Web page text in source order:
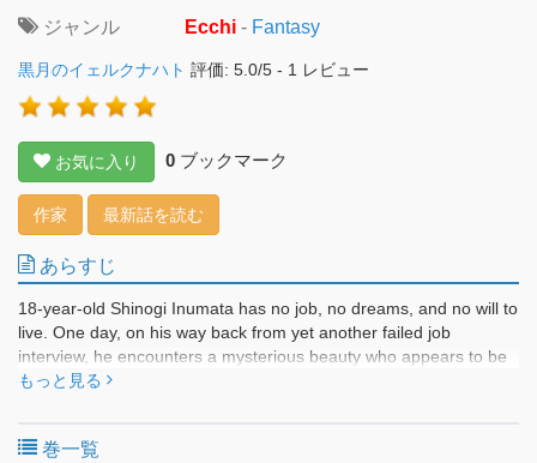
ジャンル
Ecchi - Fantasy
黒月のイェルクナハト 評価: 5.0/5 - 1 レビュー
お気に入り 0 ブックマーク
作家 最新話を読む
あらすじ
18-year-old Shinogi Inumata has no job, no dreams, and no will to
live. One day, on his way back from yet another failed job
interview, he encounters a mysterious beauty who appears to be
a malicious spirit — Jelknacht Finsternis. Her demand is simple,
agents of the gods — Shinogi must fight for survival and salvation.
もっと見る
巻一覧